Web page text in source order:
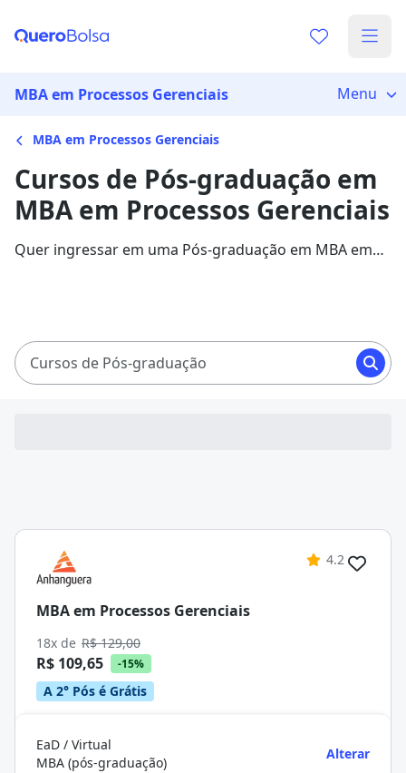
MBA em Processos Gerenciais Menu
MBA em Processos Gerenciais
Cursos de Pós-graduação em
MBA em Processos Gerenciais
Quer ingressar em uma Pós-graduação em MBA em
Cursos de Pós-graduação
4.2
MBA em Processos Gerenciais
18x de R$ 129,00
R$ 109,65 -15%
A 2° Pós é Grátis
EaD / Virtual
MBA (pós-graduação)
Alterar